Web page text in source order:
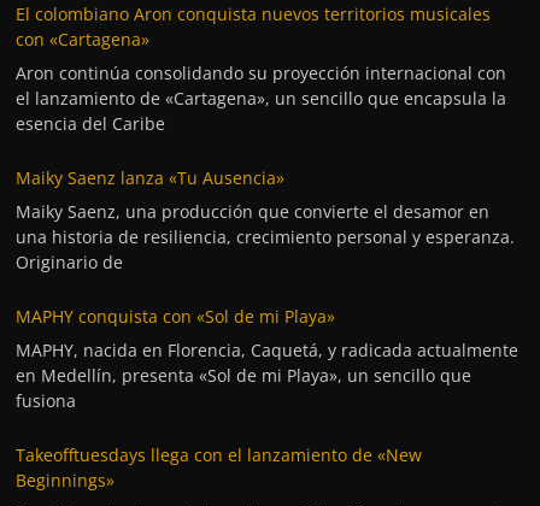
El colombiano Aron conquista nuevos territorios musicales
con «Cartagena»
Aron continúa consolidando su proyección internacional con
el lanzamiento de «Cartagena», un sencillo que encapsula la
esencia del Caribe
Maiky Saenz lanza «Tu Ausencia»
Maiky Saenz, una producción que convierte el desamor en
una historia de resiliencia, crecimiento personal y esperanza.
Originario de
MAPHY conquista con «Sol de mi Playa»
MAPHY, nacida en Florencia, Caquetá, y radicada actualmente
en Medellín, presenta «Sol de mi Playa», un sencillo que
fusiona
Takeofftuesdays llega con el lanzamiento de «New
Beginnings»